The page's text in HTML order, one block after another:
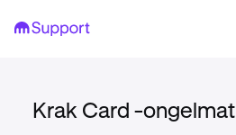
Krak Card -ongelmat